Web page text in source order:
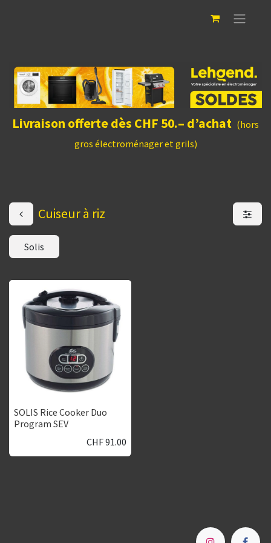
Livraison offerte dès CHF 50.– d’achat (hors
gros électroménager et grils)
Cuiseur à riz
Solis
SOLIS Rice Cooker Duo
Program SEV
CHF91.00